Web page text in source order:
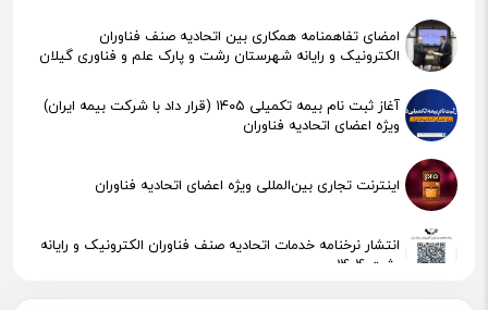
امضای تفاهمنامه همکاری بین اتحادیه صنف فناوران
الکترونیک و رایانه شهرستان رشت و پارک علم و فناوری گیلان
آغاز ثبت نام بیمه تکمیلی ۱۴۰۵ (قرار داد با شرکت بیمه ایران)
ویژه اعضای اتحادیه فناوران
اینترنت تجاری بین‌المللی ویژه اعضای اتحادیه فناوران
انتشار نرخنامه خدمات اتحادیه صنف فناوران الکترونیک و رایانه
رشت 1404